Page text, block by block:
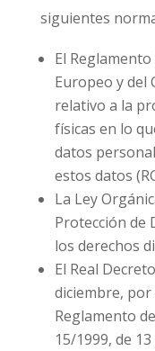
siguientes
El
Europeo y del
relativo a la
físicas en lo
datos
estos datos
La Ley
Protección de
los derechos
El Real
diciembre, por
Reglamento
15/1999, de